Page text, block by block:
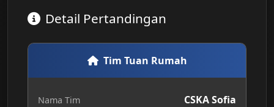
Detail Pertandingan
Tim Tuan Rumah
Nama Tim CSKA Sofia